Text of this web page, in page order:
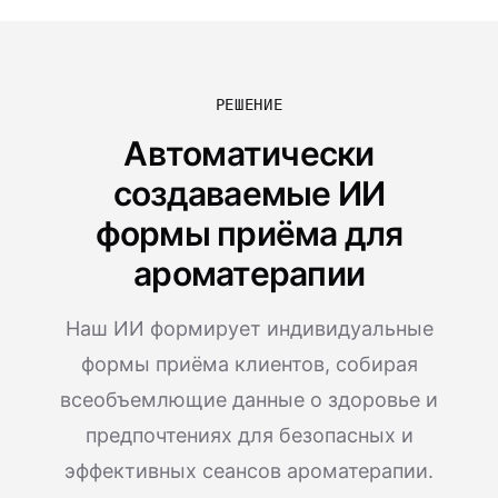
РЕШЕНИЕ
Автоматически
создаваемые ИИ
формы приёма для
ароматерапии
Наш ИИ формирует индивидуальные
формы приёма клиентов, собирая
всеобъемлющие данные о здоровье и
предпочтениях для безопасных и
эффективных сеансов ароматерапии.